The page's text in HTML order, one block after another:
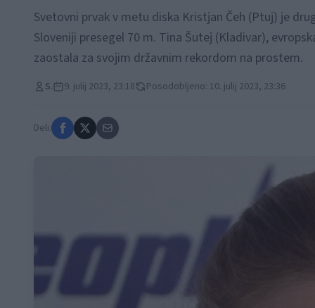
Svetovni prvak v metu diska Kristjan Čeh (Ptuj) je
Sloveniji presegel 70 m. Tina Šutej (Kladivar),
zaostala za svojim državnim rekordom na prostem.
S. 9. julij 2023, 23:18 Posodobljeno: 10. julij 2023, 23:36
Deli: